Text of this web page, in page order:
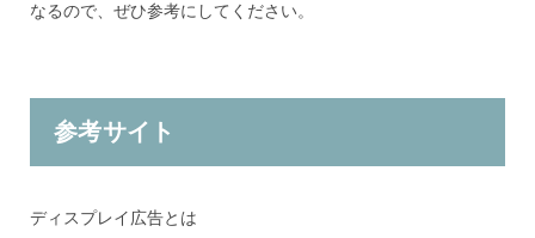
なるので、ぜひ参考にしてください。
参考サイト
ディスプレイ広告とは